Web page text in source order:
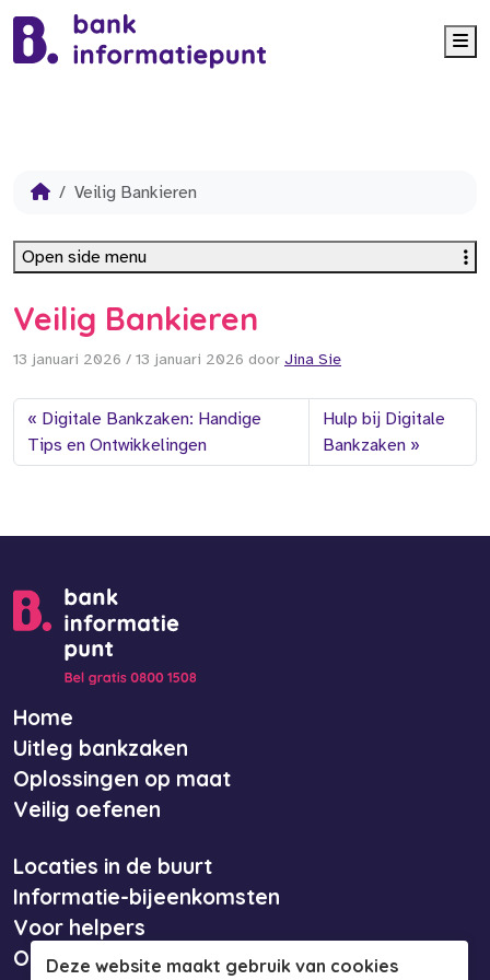
Veilig Bankieren
Veilig Bankieren
13 januari 2026 / 13 januari 2026 door Jina Sie
Digitale Bankzaken: Handige
Tips en Ontwikkelingen
Hulp bij Digitale
Bankzaken
Open side menu
Home
Uitleg bankzaken
Oplossingen op maat
Veilig oefenen
Locaties in de buurt
Informatie-bijeenkomsten
Voor helpers
Over ons
Deze website maakt gebruik van cookies